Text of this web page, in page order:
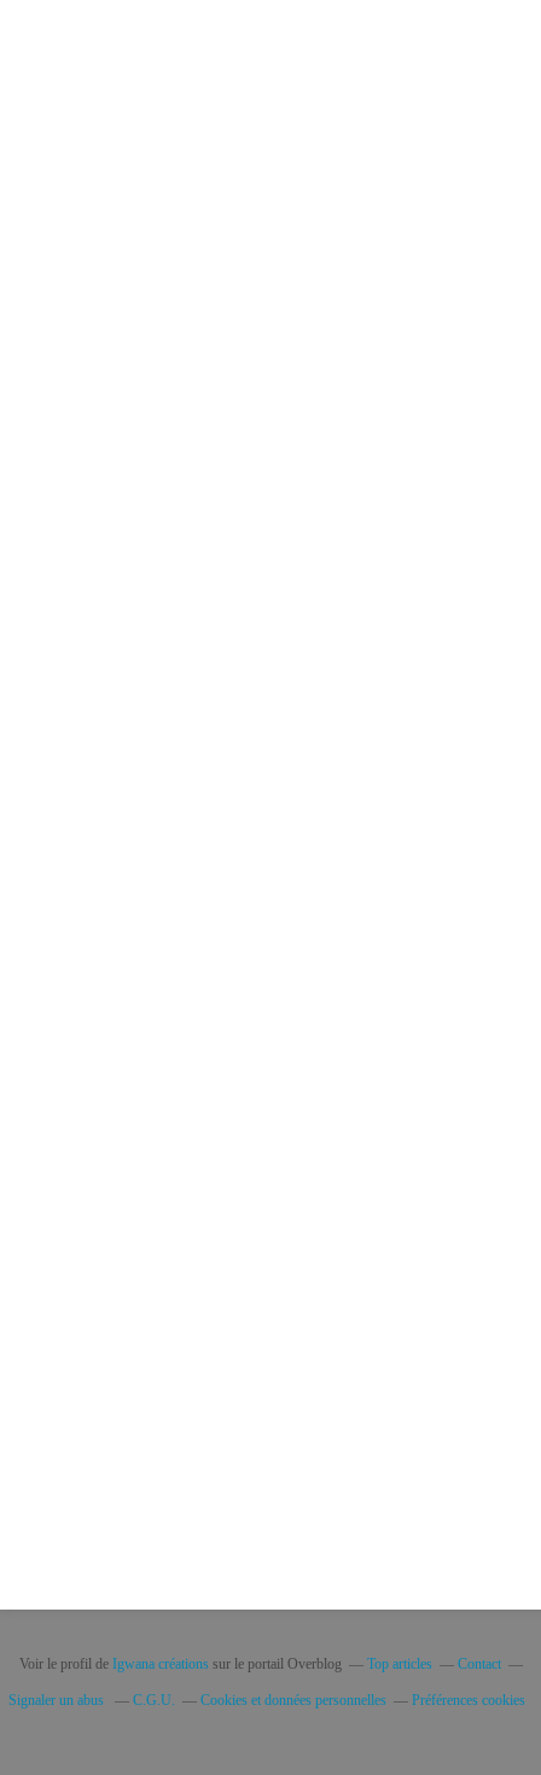
Voir le profil de Igwana créationssur le portail Overblog Top articles Contact
Signaler un abus C.G.U. Cookies et données personnelles Préférences cookies